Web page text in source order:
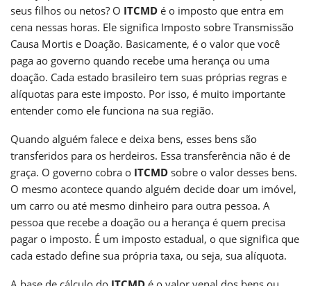
seus filhos ou netos? O ITCMD é o imposto que entra em
cena nessas horas. Ele significa Imposto sobre Transmissão
Causa Mortis e Doação. Basicamente, é o valor que você
paga ao governo quando recebe uma herança ou uma
doação. Cada estado brasileiro tem suas próprias regras e
alíquotas para este imposto. Por isso, é muito importante
entender como ele funciona na sua região.
Quando alguém falece e deixa bens, esses bens são
transferidos para os herdeiros. Essa transferência não é de
graça. O governo cobra o ITCMD sobre o valor desses bens.
O mesmo acontece quando alguém decide doar um imóvel,
um carro ou até mesmo dinheiro para outra pessoa. A
pessoa que recebe a doação ou a herança é quem precisa
pagar o imposto. É um imposto estadual, o que significa que
cada estado define sua própria taxa, ou seja, sua alíquota.